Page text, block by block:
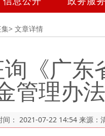
> 文章详情
《广
管理办
： 2021-07-22 14:54 来源